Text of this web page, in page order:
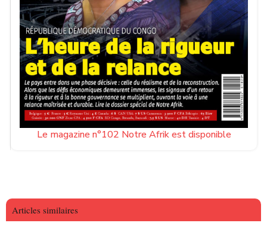
Le magazine n°102 Notre Afrik est disponible
Articles similaires